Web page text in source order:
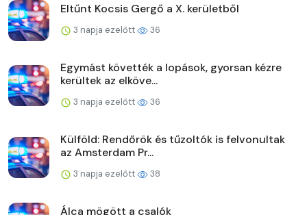
Eltűnt Kocsis Gergő a X. kerületből
3 napja ezelőtt 36
Egymást követték a lopások, gyorsan kézre
kerültek az elköve...
3 napja ezelőtt 36
Külföld: Rendőrök és tűzoltók is felvonultak
az Amsterdam Pr...
3 napja ezelőtt 38
Álca mögött a csalók